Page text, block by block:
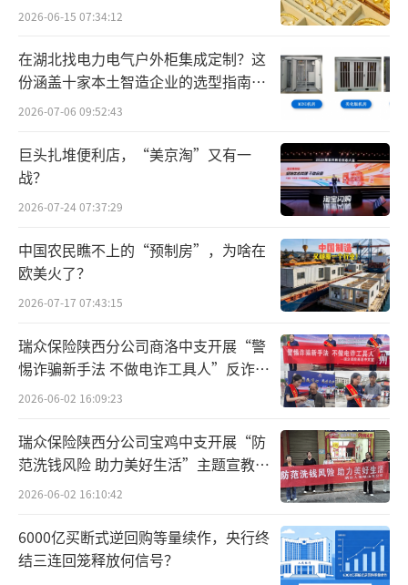
2026-06-15 07:34:12
在湖北找电力电气户外柜集成定制？这
份涵盖十家本土智造企业的选型指南请
查收
2026-07-06 09:52:43
巨头扎堆便利店，“美京淘”又有一
战？
2026-07-24 07:37:29
中国农民瞧不上的“预制房”，为啥在
欧美火了？
2026-07-17 07:43:15
瑞众保险陕西分公司商洛中支开展“警
惕诈骗新手法 不做电诈工具人”反诈主
题宣传活动
2026-06-02 16:09:23
瑞众保险陕西分公司宝鸡中支开展“防
范洗钱风险 助力美好生活”主题宣教活
动
2026-06-02 16:10:42
6000亿买断式逆回购等量续作，央行终
结三连回笼释放何信号？